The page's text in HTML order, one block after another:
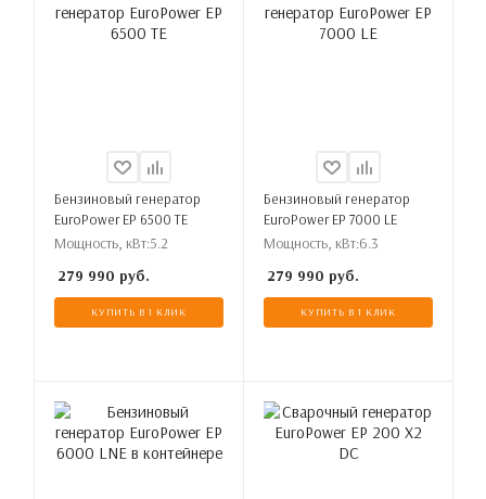
Бензиновый генератор
EuroPower EP 6500 TE
Мощность, кВт:5.2
279 990 руб.
КУПИТЬ В 1 КЛИК
Бензиновый генератор
EuroPower EP 7000 LE
Мощность, кВт:6.3
279 990 руб.
КУПИТЬ В 1 КЛИК